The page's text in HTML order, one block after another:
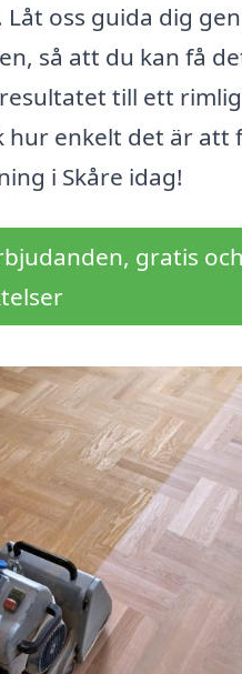
Låt oss guida dig
så att du kan få
till ett
hur enkelt det är att
i Skåre idag!
gratis